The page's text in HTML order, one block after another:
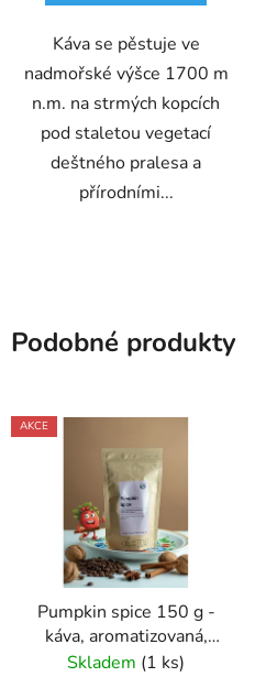
Káva se pěstuje ve
nadmořské výšce 1700 m
n.m. na strmých kopcích
pod staletou vegetací
deštného pralesa a
přírodními...
Podobné produkty
AKCE
Pumpkin spice 150 g -
káva, aromatizovaná,
mletá - Oxalis
Skladem (1 ks)